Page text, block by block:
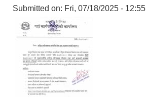
Submitted on: Fri, 07/18/2025 - 12:55